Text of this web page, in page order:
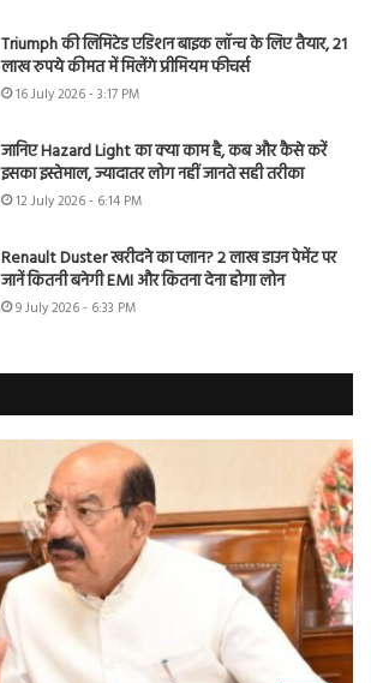
Triumph की लिमिटेड एडिशन बाइक लॉन्च के लिए तैयार, 21
लाख रुपये कीमत में मिलेंगे प्रीमियम फीचर्स
16 July 2026 - 3:17 PM
जानिए Hazard Light का क्या काम है, कब और कैसे करें
इसका इस्तेमाल, ज्यादातर लोग नहीं जानते सही तरीका
12 July 2026 - 6:14 PM
Renault Duster खरीदने का प्लान? 2 लाख डाउन पेमेंट पर
जानें कितनी बनेगी EMI और कितना देना होगा लोन
9 July 2026 - 6:33 PM